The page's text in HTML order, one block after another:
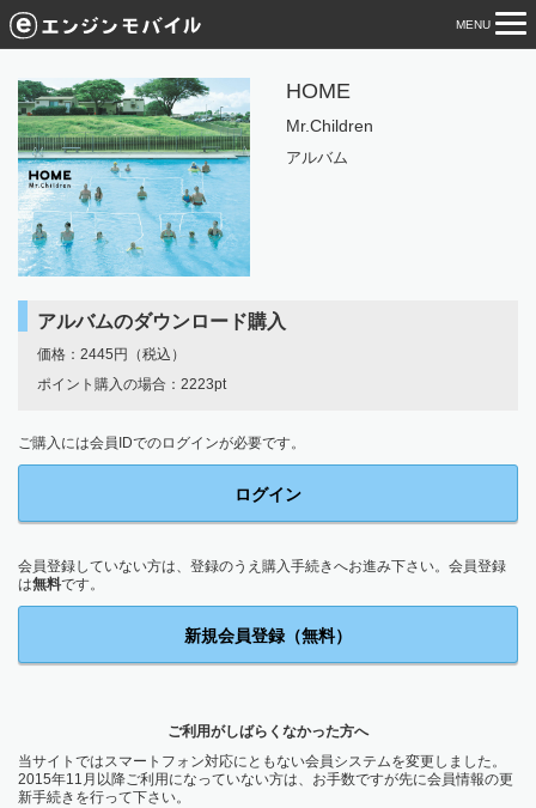
MENU
HOME
Mr.Children
アルバム
アルバムのダウンロード購入
価格：2445円（税込）
ポイント購入の場合：2223pt
ご購入には会員IDでのログインが必要です。
ログイン
会員登録していない方は、登録のうえ購入手続きへお進み下さい。会員登録
は無料です。
新規会員登録（無料）
ご利用がしばらくなかった方へ
当サイトではスマートフォン対応にともない会員システムを変更しました。
2015年11月以降ご利用になっていない方は、お手数ですが先に会員情報の更
新手続きを行って下さい。